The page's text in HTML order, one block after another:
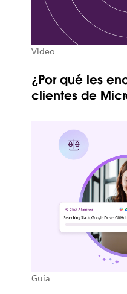
Video
¿Por qué les
clientes de
Guía